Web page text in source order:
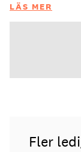
LÄS MER
Fler